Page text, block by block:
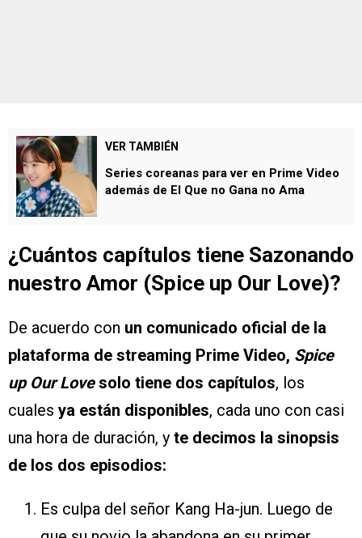
VER TAMBIÉN
Series coreanas para ver en Prime Video
además de El Que no Gana no Ama
¿Cuántos capítulos tiene Sazonando
nuestro Amor (Spice up Our Love)?
De acuerdo con un comunicado oficial de la
plataforma de streaming Prime Video, Spice
up Our Lovesolo tiene dos capítulos, los
cuales ya están disponibles, cada uno con casi
una hora de duración, y te decimos la sinopsis
de los dos episodios:
Es culpa del señor Kang Ha-jun. Luego de